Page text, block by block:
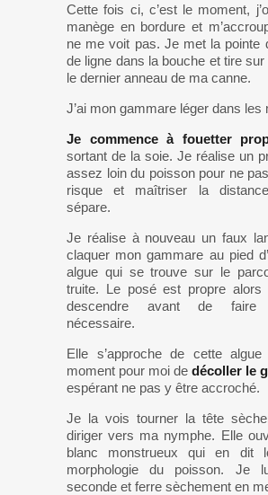
Cette fois ci, c’est le moment,
manège en bordure et
ne me voit pas. Je met la pointe
de ligne dans la bouche et tire
le dernier anneau de ma canne.
J’ai mon gammare léger dans les
Je commence à fouetter
sortant de la soie. Je réalise un
assez loin du poisson pour ne
risque et maîtriser la
sépare.
Je réalise à nouveau un faux
claquer mon gammare au pied
algue qui se trouve sur le
truite. Le posé est propre
descendre avant de faire
nécessaire.
Elle s’approche de cette
moment pour moi de décoller le
espérant ne pas y être accroché.
Je la vois tourner la tête
diriger vers ma nymphe. Elle
blanc monstrueux qui en dit
morphologie du poisson. Je
seconde et ferre sèchement en